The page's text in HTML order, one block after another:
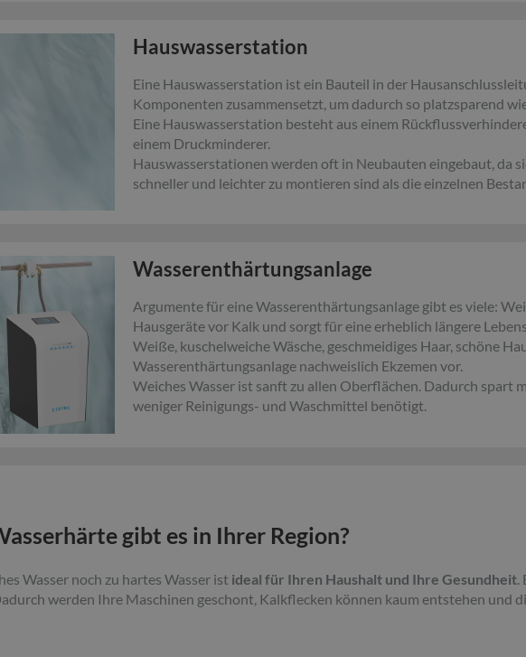
Hauswasserstation
Eine Hauswasserstation ist ein Bauteil in der
Komponenten zusammensetzt, um dadurch so platzsparend
Eine Hauswasserstation besteht aus einem
einem Druckminderer.
Hauswasserstationen werden oft in Neubauten eingebaut, da
schneller und leichter zu montieren sind als die einzelnen
Wasserenthärtungsanlage
Argumente für eine Wasserenthärtungsanlage gibt es viele:
Hausgeräte vor Kalk und sorgt für eine erheblich längere
Weiße, kuschelweiche Wäsche, geschmeidiges Haar, schöne
Wasserenthärtungsanlage nachweislich Ekzemen vor.
Weiches Wasser ist sanft zu allen Oberflächen. Dadurch spart
weniger Reinigungs- und Waschmittel benötigt.
gibt es in Ihrer Region?
Wasser noch zu hartes Wasser ist ideal für Ihren Haushalt und Ihre Gesundheit
werden Ihre Maschinen geschont, Kalkflecken können kaum entstehen und